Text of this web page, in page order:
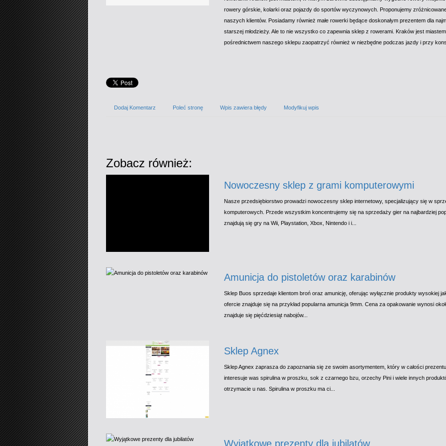
rowery górskie, kolarki oraz pojazdy do sportów wyczynowych. Proponujemy
naszych klientów. Posiadamy również małe rowerki będące doskonałym prezentem dla
starszej młodzieży. Ale to nie wszystko co zapewnia sklep z rowerami. Kraków jest
pośrednictwem naszego sklepu zaopatrzyć również w niezbędne podczas jazdy i przy
Dodaj Komentarz Poleć stronę Wpis zawiera błędy Modyfikuj wpis
Zobacz również:
Nowoczesny sklep z grami komputerowymi
Nasze przedsiębiorstwo prowadzi nowoczesny sklep internetowy, specjalizujący się w
komputerowych. Przede wszystkim koncentrujemy się na sprzedaży gier na najbardziej
znajdują się gry na Wii, Playstation, Xbox, Nintendo i i...
Amunicja do pistoletów oraz karabinów
Sklep Buos sprzedaje klientom broń oraz amunicję, oferując wyłącznie produkty wysokiej
ofercie znajduje się na przykład popularna amunicja 9mm. Cena za opakowanie wynosi
znajduje się pięćdziesiąt nabojów...
Sklep Agnex
Sklep Agnex zaprasza do zapoznania się ze swoim asortymentem, który w całości
interesuje was spirulina w proszku, sok z czarnego bzu, orzechy Pini i wiele innych
otrzymacie u nas. Spirulina w proszku ma ci...
Wyjątkowe prezenty dla jubilatów